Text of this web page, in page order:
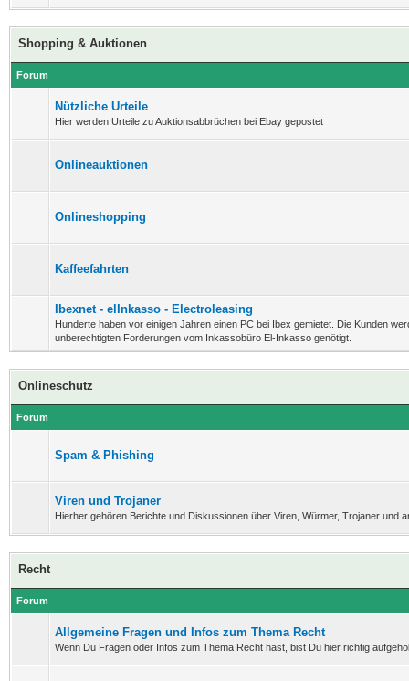
Shopping & Auktionen
Forum
Nützliche Urteile
Hier werden Urteile zu Auktionsabbrüchen bei Ebay gepostet
Onlineauktionen
Onlineshopping
Kaffeefahrten
Ibexnet - elInkasso - Electroleasing
Hunderte haben vor einigen Jahren einen PC bei Ibex gemietet. Die Kunden
unberechtigten Forderungen vom Inkassobüro El-Inkasso genötigt.
Onlineschutz
Forum
Spam & Phishing
Viren und Trojaner
Hierher gehören Berichte und Diskussionen über Viren, Würmer, Trojaner und
Recht
Forum
Allgemeine Fragen und Infos zum Thema Recht
Wenn Du Fragen oder Infos zum Thema Recht hast, bist Du hier richtig